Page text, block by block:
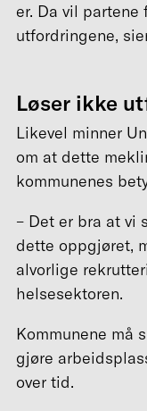
er. Da vil partene
utfordringene,
Løser ikke
Likevel minner
om at dette
kommunenes
– Det er bra at vi
dette oppgjøret,
alvorlige
helsesektoren.
Kommunene må
gjøre
over tid.